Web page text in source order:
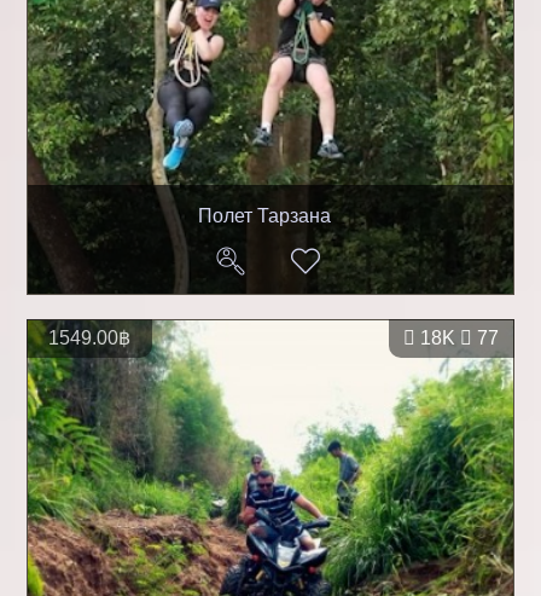
Полет Тарзана
18K 77
1549.00฿